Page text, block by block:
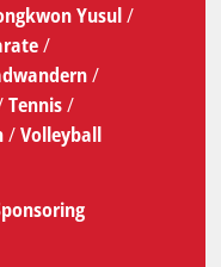
Yusul/
/
/
Tennis/
/Volleyball